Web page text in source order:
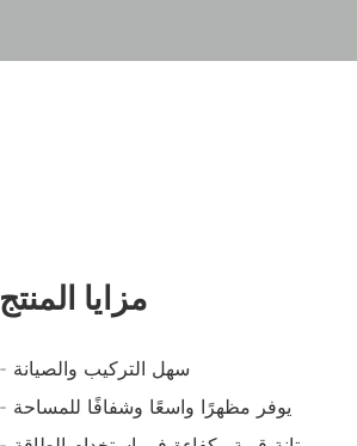
مزايا المنتج
- سهل التركيب والصيانة
- يوفر مظهرًا واسعًا وشفافًا للمساحة